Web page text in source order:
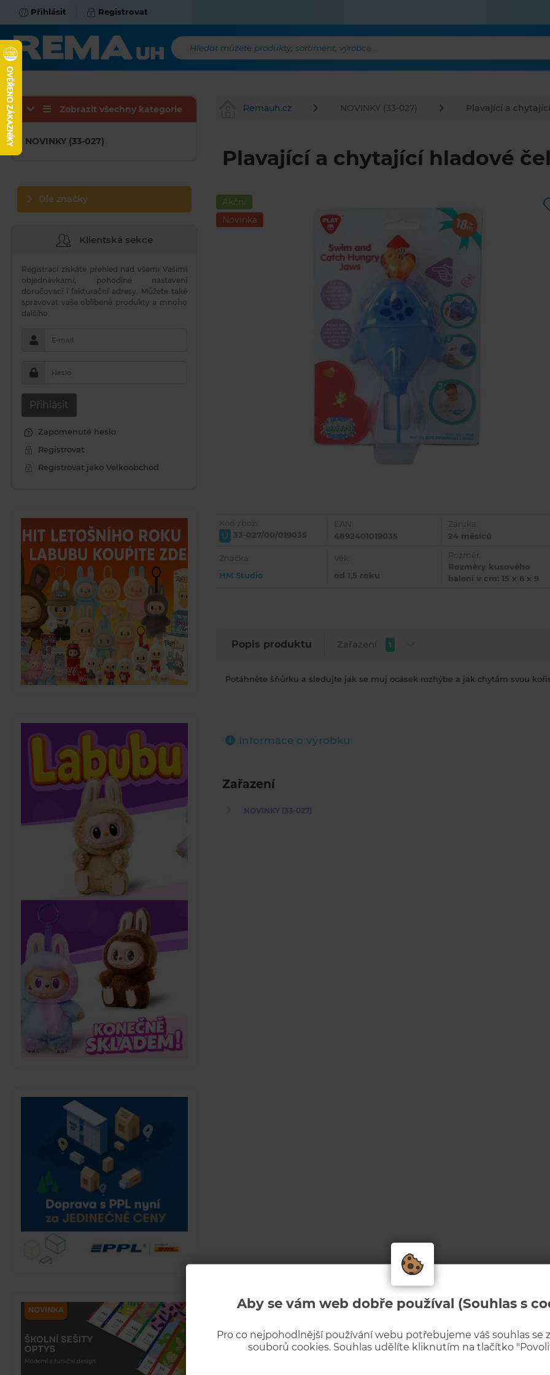
Aby se vám web dobře používal (Souhlas s
Pro co nejpohodlnější používání webu potřebujeme váš souhlas se
souborů cookies. Souhlas udělíte kliknutím na tlačítko
Přihlásit Registrovat
Hledat můžete produkty, sortiment, výrobce ...
Remauh.cz NOVINKY (33-027) Plavající a
Plavající a chytající hladové
Akční
Novinka
Kód zboží:
U 33-027/00/019035
EAN:
4892401019035
Záruka:
24 měsíců
Značka:
HM Studio
Věk:
od 1,5 roku
Rozměr:
Rozměry kusového
balení v cm: 15 x 6 x 9
Popis produktu Zařazení 1
Potáhněte šňůrku a sledujte jak se muj ocásek rozhýbe a jak chytám svou
Informace o výrobku
Zařazení
NOVINKY (33-027)
Zobrazit všechny kategorie
NOVINKY (33-027)
Dle značky
Klientská sekce
Registrací získáte přehled nad všemi Vašimi
objednávkami, pohodlné nastavení
doručovací i fakturační adresy. Můžete také
spravovat vaše oblíbené produkty a mnoho
dalšího.
E-mail
Heslo
Přihlásit
Zapomenuté heslo
Registrovat
Registrovat jako Velkoobchod